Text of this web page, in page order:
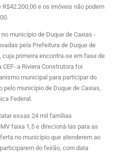
e os imóveis não podem
município de Duque de Caxias -
pela Prefeitura de Duque de
primeira encontra-se em fase de
a Riviera Construtora foi
municipal para participar do
pelo município de Duque de Caxias,
Federal.
essas 24 mil famílias
faixa 1,5 e direcioná-las para as
no município que atenderem ao
do feirão, com data